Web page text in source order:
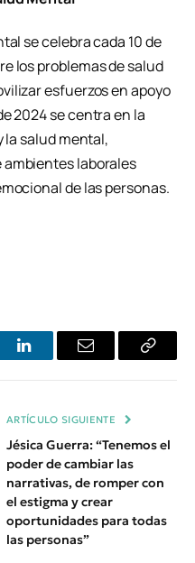
se celebra cada 10 de
los problemas de salud
esfuerzos en apoyo
2024 se centra en la
salud mental,
laborales
de las personas.
LinkedInEmail
Copiar
ARTÍCULO SIGUIENTE
Jésica Guerra: “Tenemos el
poder de cambiar las
narrativas, de romper con
el estigma y crear
oportunidades para todas
las personas”